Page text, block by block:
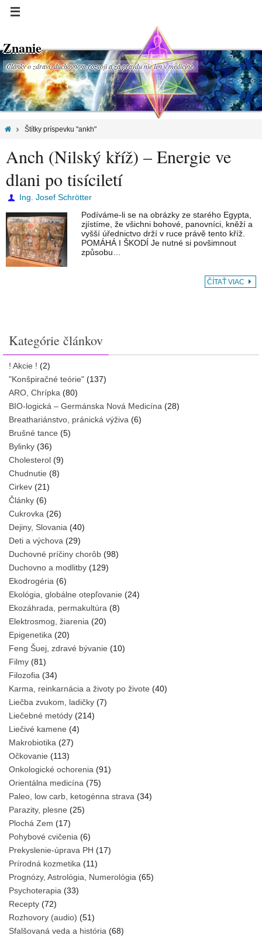
Znanie
Články o zdraví, duchovnom rozvoji a za pravdu nie len v medicíne.
Štítky príspevku "ankh"
Anch (Nilský kříž) – Energie ve
dlani po tisíciletí
Ing. Josef Schrötter
Podíváme-li se na obrázky ze starého Egypta,
zjístíme, že všichni bohové, panovníci, kněží a
vyšší úřednictvo drží v ruce právě tento kříž.
POMÁHÁ I ŠKODÍ Je nutné si povšimnout
způsobu…
ČÍTAŤ VIAC
Kategórie článkov
! Akcie ! (2)
"Konšpiračné teórie" (137)
ARO, Chrípka (80)
BIO-logická – Germánska Nová Medicína (28)
Breathariánstvo, pránická výživa (6)
Brušné tance (5)
Bylinky (36)
Cholesterol (9)
Chudnutie (8)
Cirkev (21)
Články (6)
Cukrovka (26)
Dejiny, Slovania (40)
Deti a výchova (29)
Duchovné príčiny chorôb (98)
Duchovno a modlitby (129)
Ekodrogéria (6)
Ekológia, globálne otepľovanie (24)
Ekozáhrada, permakultúra (8)
Elektrosmog, žiarenia (20)
Epigenetika (20)
Feng Šuej, zdravé bývanie (10)
Filmy (81)
Filozofia (34)
Karma, reinkarnácia a životy po živote (40)
Liečba zvukom, ladičky (7)
Liečebné metódy (214)
Liečivé kamene (4)
Makrobiotika (27)
Očkovanie (113)
Onkologické ochorenia (91)
Orientálna medicína (75)
Paleo, low carb, ketogénna strava (34)
Parazity, plesne (25)
Plochá Zem (17)
Pohybové cvičenia (6)
Prekyslenie-úprava PH (17)
Prírodná kozmetika (11)
Prognózy, Astrológia, Numerológia (65)
Psychoterapia (33)
Recepty (72)
Rozhovory (audio) (51)
Sfalšovaná veda a história (68)